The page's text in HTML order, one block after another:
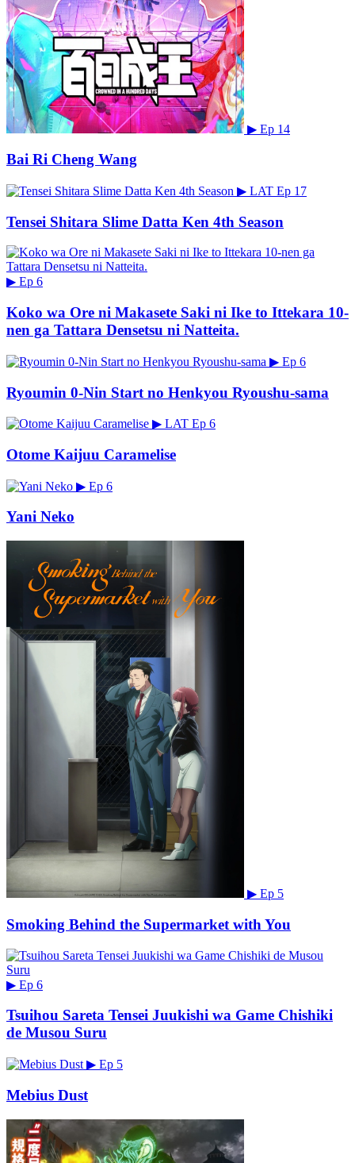
▶ Ep 14
Bai Ri Cheng Wang
▶ LAT Ep 17
Tensei Shitara Slime Datta Ken 4th Season
▶ Ep 6
Koko wa Ore ni Makasete Saki ni Ike to Ittekara 10-
nen ga Tattara Densetsu ni Natteita.
▶ Ep 6
Ryoumin 0-Nin Start no Henkyou Ryoushu-sama
▶ LAT Ep 6
Otome Kaijuu Caramelise
▶ Ep 6
Yani Neko
▶ Ep 5
Smoking Behind the Supermarket with You
▶ Ep 6
Tsuihou Sareta Tensei Juukishi wa Game Chishiki
de Musou Suru
▶ Ep 5
Mebius Dust